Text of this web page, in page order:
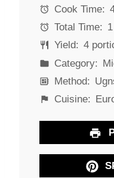
r
r
s
r
s
r
s
Cook Time:
Total Time:
Yield: 4
Category:
Method:
Cuisine: